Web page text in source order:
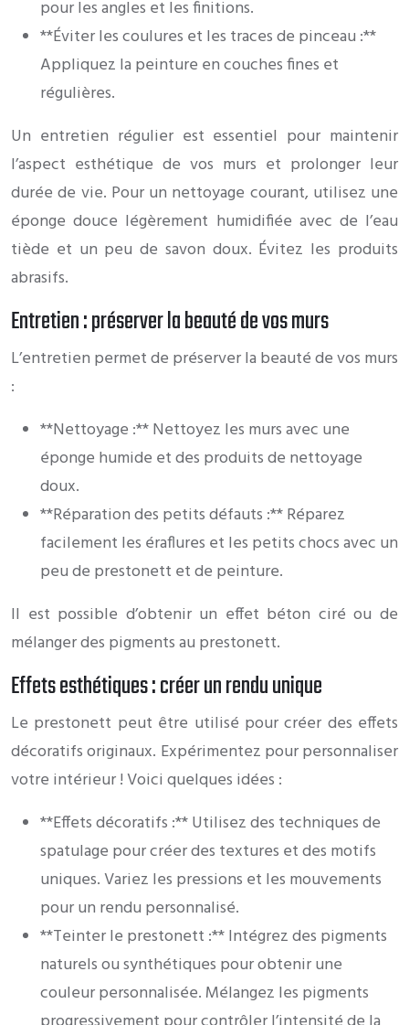
pour les angles et les finitions.
**Éviter les coulures et les traces de pinceau :**
Appliquez la peinture en couches fines et
régulières.
Un entretien régulier est essentiel pour maintenir
l’aspect esthétique de vos murs et prolonger leur
durée de vie. Pour un nettoyage courant, utilisez une
éponge douce légèrement humidifiée avec de l’eau
tiède et un peu de savon doux. Évitez les produits
abrasifs.
Entretien : préserver la beauté de vos murs
L’entretien permet de préserver la beauté de vos murs
:
**Nettoyage :** Nettoyez les murs avec une
éponge humide et des produits de nettoyage
doux.
**Réparation des petits défauts :** Réparez
facilement les éraflures et les petits chocs avec un
peu de prestonett et de peinture.
Il est possible d’obtenir un effet béton ciré ou de
mélanger des pigments au prestonett.
Effets esthétiques : créer un rendu unique
Le prestonett peut être utilisé pour créer des effets
décoratifs originaux. Expérimentez pour personnaliser
votre intérieur ! Voici quelques idées :
**Effets décoratifs :** Utilisez des techniques de
spatulage pour créer des textures et des motifs
uniques. Variez les pressions et les mouvements
pour un rendu personnalisé.
**Teinter le prestonett :** Intégrez des pigments
naturels ou synthétiques pour obtenir une
couleur personnalisée. Mélangez les pigments